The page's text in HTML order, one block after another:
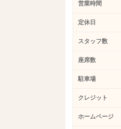
営業時間
定休日
スタッフ数
座席数
駐車場
クレジット
ホームページ